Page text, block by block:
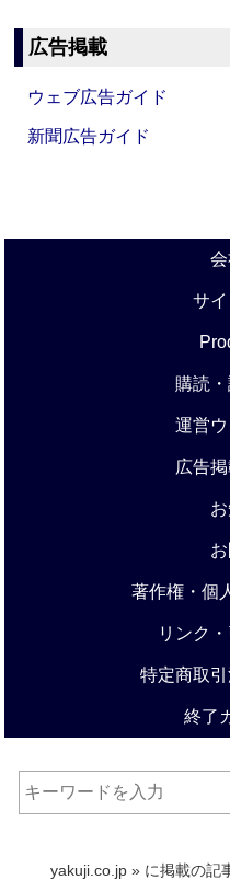
広告掲載
ウェブ広告ガイド
新聞広告ガイド
サ
購読
運営
広告
著作権・個
リンク
特定商取
終了
yakuji.co.jp » に掲載の記